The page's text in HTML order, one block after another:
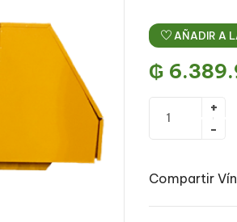
AÑADIR A
₲
Compartir